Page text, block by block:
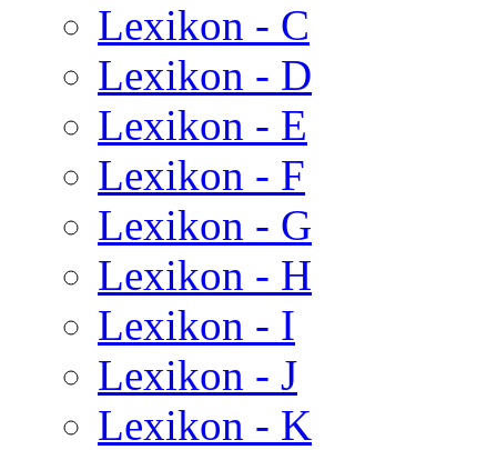
Lexikon - C
Lexikon - D
Lexikon - E
Lexikon - F
Lexikon - G
Lexikon - H
Lexikon - I
Lexikon - J
Lexikon - K